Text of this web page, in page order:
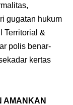
gugatan hukum
Territorial &
polis benar-
kertas
AMANKAN